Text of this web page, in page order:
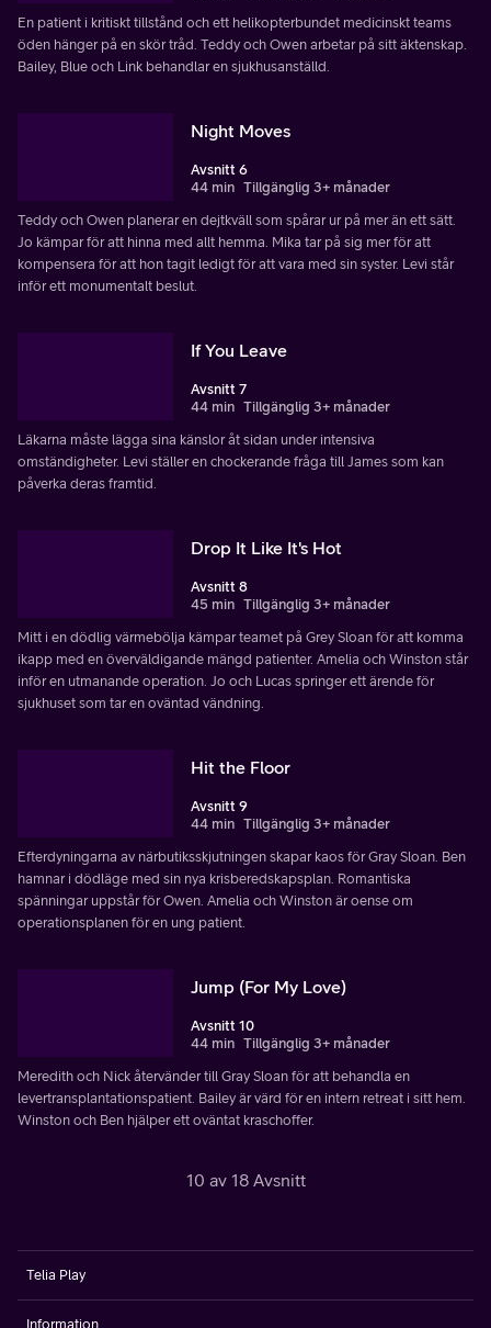
En patient i kritiskt tillstånd och ett helikopterbundet medicinskt teams
öden hänger på en skör tråd. Teddy och Owen arbetar på sitt äktenskap.
Bailey, Blue och Link behandlar en sjukhusanställd.
Night Moves
Avsnitt 6
44 min Tillgänglig 3+ månader
Teddy och Owen planerar en dejtkväll som spårar ur på mer än ett sätt.
Jo kämpar för att hinna med allt hemma. Mika tar på sig mer för att
kompensera för att hon tagit ledigt för att vara med sin syster. Levi står
inför ett monumentalt beslut.
If You Leave
Avsnitt 7
44 min Tillgänglig 3+ månader
Läkarna måste lägga sina känslor åt sidan under intensiva
omständigheter. Levi ställer en chockerande fråga till James som kan
påverka deras framtid.
Drop It Like It's Hot
Avsnitt 8
45 min Tillgänglig 3+ månader
Mitt i en dödlig värmebölja kämpar teamet på Grey Sloan för att komma
ikapp med en överväldigande mängd patienter. Amelia och Winston står
inför en utmanande operation. Jo och Lucas springer ett ärende för
sjukhuset som tar en oväntad vändning.
Hit the Floor
Avsnitt 9
44 min Tillgänglig 3+ månader
Efterdyningarna av närbutiksskjutningen skapar kaos för Gray Sloan. Ben
hamnar i dödläge med sin nya krisberedskapsplan. Romantiska
spänningar uppstår för Owen. Amelia och Winston är oense om
operationsplanen för en ung patient.
Jump (For My Love)
Avsnitt 10
44 min Tillgänglig 3+ månader
Meredith och Nick återvänder till Gray Sloan för att behandla en
levertransplantationspatient. Bailey är värd för en intern retreat i sitt hem.
Winston och Ben hjälper ett oväntat kraschoffer.
10 av 18 Avsnitt
Telia Play
Information